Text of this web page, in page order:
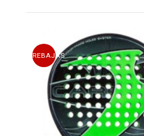
Mariela Peyregne. Es una gran
marca en los que quedó en 2000
Finalmente fue campeona en el
22 años jugando en el circuito
Nº 1 en los años 2000, 2003 y
TOP 10 desde 1998.
Una de las mejorespalas de pádel
estos momentos es laDabber
fabricada por completo en
REBAJAS